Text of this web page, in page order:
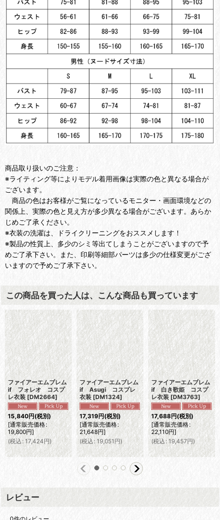
商品取り扱いのご注意：
※ライティング等によりモデル着用画像は実際の色と異なる場合が
ございます。
商品の色はお客様がご覧になっているモニター・画面環境などの
関係上、実際の色と見え方が多少異なる場合がございます。あらか
じめご了承ください。
※衣装の洗濯は、ドライクリーニングをおススメします！
※製品の性質上、多少のシミ等出てしまうことがございますので予
めご了承下さい。また、印刷等細部パーツは多少の仕様変更がござ
いますので予めご了承下さい。
この商品を買った人は、こんな商品も買っています
ファイアーエムブレム
if フォレオ コスプ
レ衣装 [DM2664]
15,840円(税別)
[通常販売価格:
19,800円]
(税込: 17,424円)
ファイアーエムブレム
if Asugi コスプレ
衣装 [DM1324]
17,319円(税別)
[通常販売価格:
21,648円]
(税込: 19,051円)
ファイアーエムブレム
if 白き歌姫 コスプ
レ衣装 [DM3763]
17,688円(税別)
[通常販売価格:
22,110円]
(税込: 19,457円)
レビュー